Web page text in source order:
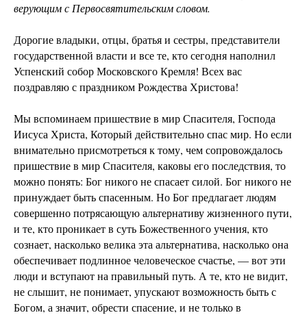
верующим с Первосвятительским словом.
Дорогие владыки, отцы, братья и сестры, представители
государственной власти и все те, кто сегодня наполнил
Успенский собор Московского Кремля! Всех вас
поздравляю с праздником Рождества Христова!
Мы вспоминаем пришествие в мир Спасителя, Господа
Иисуса Христа, Который действительно спас мир. Но если
внимательно присмотреться к тому, чем сопровождалось
пришествие в мир Спасителя, каковы его последствия, то
можно понять: Бог никого не спасает силой. Бог никого не
принуждает быть спасенным. Но Бог предлагает людям
совершенно потрясающую альтернативу жизненного пути,
и те, кто проникает в суть Божественного учения, кто
сознает, насколько велика эта альтернатива, насколько она
обеспечивает подлинное человеческое счастье, — вот эти
люди и вступают на правильный путь. А те, кто не видит,
не слышит, не понимает, упускают возможность быть с
Богом, а значит, обрести спасение, и не только в